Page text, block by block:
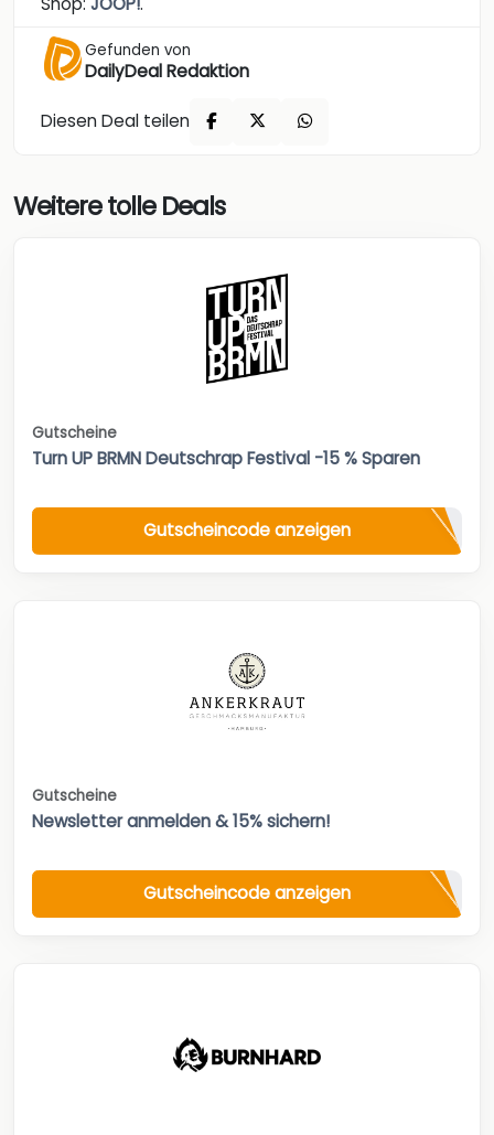
Gefunden von
DailyDeal Redaktion
Diesen Deal teilen
Weitere tolle Deals
Gutscheine
Turn UP BRMN Deutschrap Festival -15 % Sparen
Gutscheincode anzeigen
Gutscheine
Newsletter anmelden & 15% sichern!
Gutscheincode anzeigen